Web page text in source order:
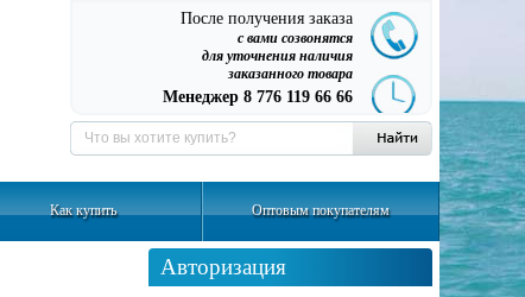
После получения заказа
с вами созвонятся
для уточнения наличия
заказанного товара
Менеджер 8 776 119 66 66
Как купить Оптовым покупателям
Авторизация